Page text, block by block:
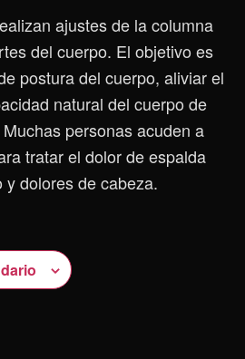
ajustes de la columna
del cuerpo. El objetivo es
postura del cuerpo, aliviar el
natural del cuerpo de
personas acuden a
tratar el dolor de espalda
dolores de cabeza.